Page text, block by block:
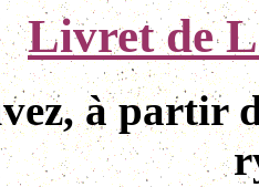
Livret de
à partir